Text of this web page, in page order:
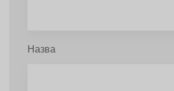
Назва